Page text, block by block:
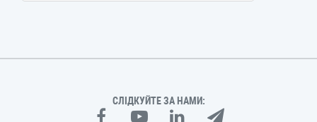
СЛІДКУЙТЕ ЗА НАМИ: